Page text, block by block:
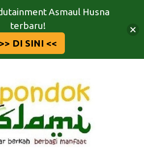
Asmaul Husna
terbaru!
>> DI SINI <<